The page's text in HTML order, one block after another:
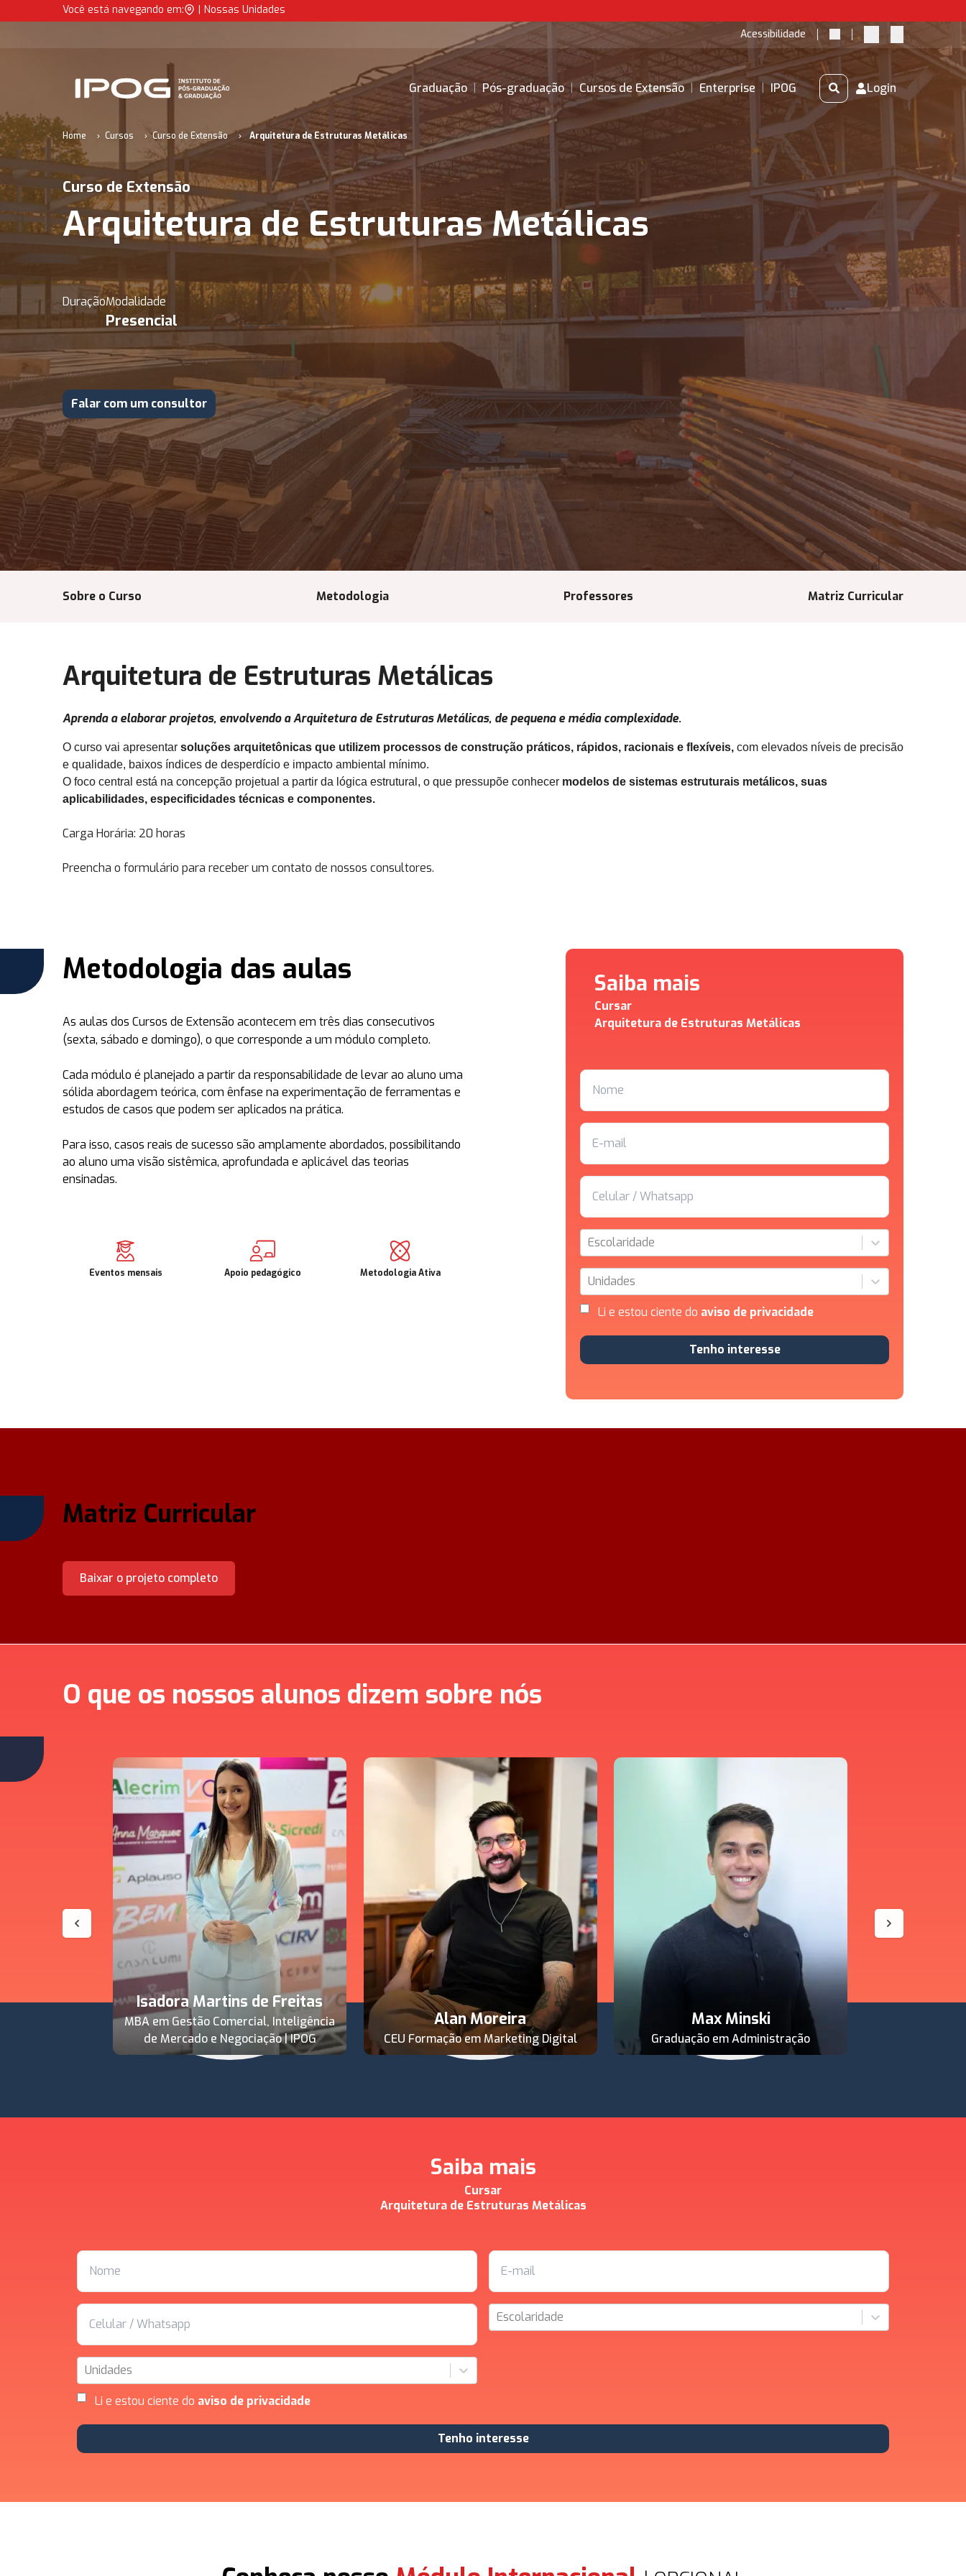
Você está navegando em: | Nossas Unidades
Acessibilidade
IPOG Graduação | Pós-graduação | Cursos de Extensão | Enterprise | IPOG Login
Home Cursos Curso de Extensão Arquitetura de Estruturas Metálicas
Curso de Extensão
Arquitetura de Estruturas Metálicas
DuraçãoModalidade
Presencial
Falar com um consultor
Sobre o Curso Metodologia Professores Matriz Curricular
Arquitetura de Estruturas Metálicas
Aprenda a elaborar projetos, envolvendo a Arquitetura de Estruturas Metálicas, de pequena e média complexidade.
O curso vai apresentar soluções arquitetônicas que utilizem processos de construção práticos, rápidos, racionais e flexíveis, com elevados níveis de precisão
e qualidade, baixos índices de desperdício e impacto ambiental mínimo.
O foco central está na concepção projetual a partir da lógica estrutural, o que pressupõe conhecer modelos de sistemas estruturais metálicos, suas
aplicabilidades, especificidades técnicas e componentes.
Carga Horária: 20 horas
Preencha o formulário para receber um contato de nossos consultores.
Metodologia das aulas
As aulas dos Cursos de Extensão acontecem em três dias consecutivos
(sexta, sábado e domingo), o que corresponde a um módulo completo.
Cada módulo é planejado a partir da responsabilidade de levar ao aluno uma
sólida abordagem teórica, com ênfase na experimentação de ferramentas e
estudos de casos que podem ser aplicados na prática.
Para isso, casos reais de sucesso são amplamente abordados, possibilitando
ao aluno uma visão sistêmica, aprofundada e aplicável das teorias
ensinadas.
Eventos mensais Apoio pedagógico Metodologia Ativa
Saiba mais
Cursar
Arquitetura de Estruturas Metálicas
Escolaridade
Unidades
Li e estou ciente do aviso de privacidade
Tenho interesse
Matriz Curricular
Baixar o projeto completo
O que os nossos alunos dizem sobre nós
Isadora Martins de Freitas
MBA em Gestão Comercial, Inteligência
de Mercado e Negociação | IPOG
Alan Moreira
CEU Formação em Marketing Digital
Max Minski
Graduação em Administração
Saiba mais
Cursar
Arquitetura de Estruturas Metálicas
Escolaridade
Unidades
Li e estou ciente do aviso de privacidade
Tenho interesse
Arquitetura de Estruturas Metálicas | IPOG